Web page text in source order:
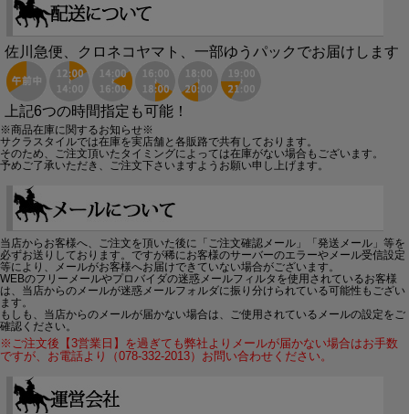
佐川急便、クロネコヤマト、一部ゆうパックでお届けします
上記6つの時間指定も可能！
※商品在庫に関するお知らせ※
サクラスタイルでは在庫を実店舗と各販路で共有しております。
そのため、ご注文頂いたタイミングによっては在庫がない場合もございます。
予めご了承いただき、ご注文下さいますようお願い申し上げます。
当店からお客様へ、ご注文を頂いた後に「ご注文確認メール」「発送メール」等を
必ずお送りしております。ですが稀にお客様のサーバーのエラーやメール受信設定
等により、メールがお客様へお届けできていない場合がございます。
WEBのフリーメールやプロバイダの迷惑メールフィルタを使用されているお客様
は、当店からのメールが迷惑メールフォルダに振り分けられている可能性もござい
ます。
もしも、当店からのメールが届かない場合は、ご使用されているメールの設定をご
確認ください。
※ご注文後【3営業日】を過ぎても弊社よりメールが届かない場合はお手数
ですが、お電話より（078-332-2013）お問い合わせください。